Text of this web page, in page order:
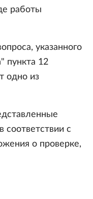
работы
указанного
пункта 12
одно из
с
о проверке,